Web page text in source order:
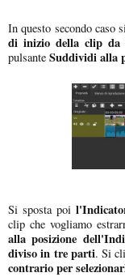
In questo secondo caso
di inizio della clip da
pulsante Suddividi alla
Si sposta poi
clip che vogliamo
alla posizione
diviso in tre parti. Si
contrario per